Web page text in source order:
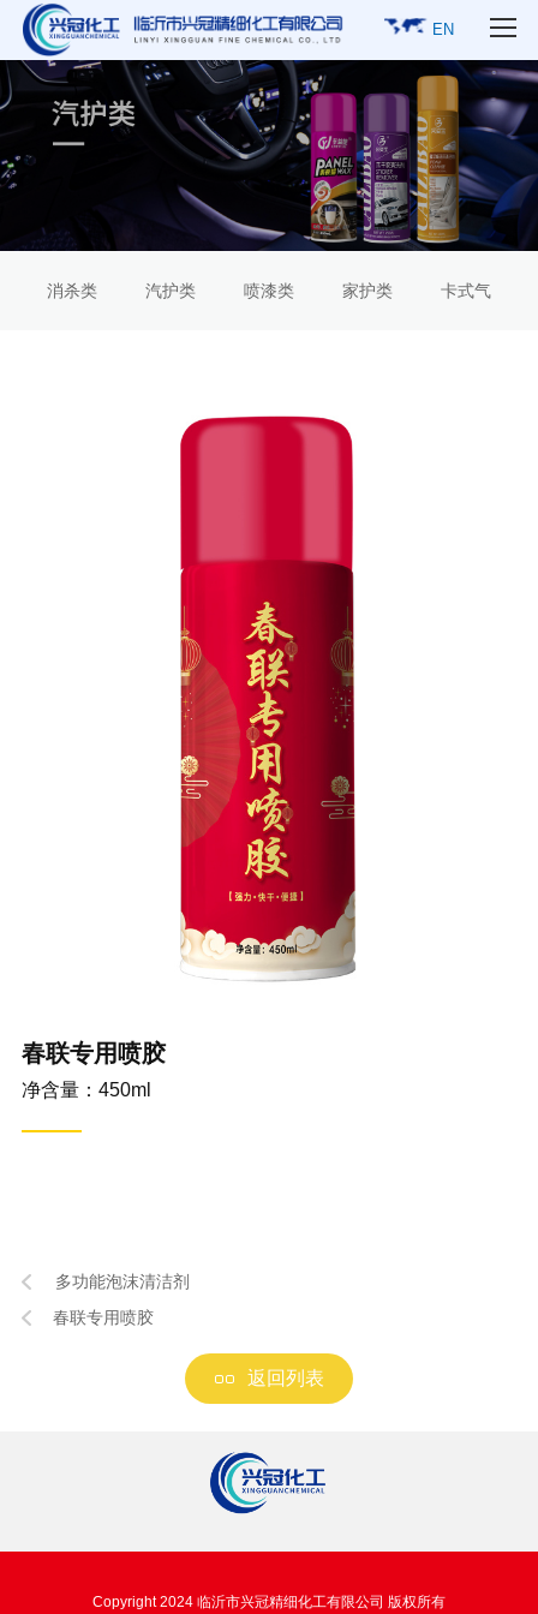
EN
消杀类 汽护类 喷漆类 家护类 卡式气
春联专用喷胶
净含量：450ml
多功能泡沫清洁剂
春联专用喷胶
返回列表
Copyright 2024 临沂市兴冠精细化工有限公司 版权所有